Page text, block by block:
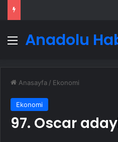
Menü
Anadolu
Anasayfa / Ekonomi
Ekonomi
97. Oscar